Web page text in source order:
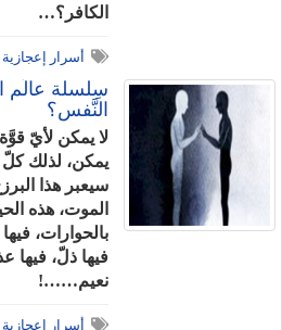
الكافر؟…
أسرار إعجازية
النَّفس؟
لا يمكن لأيّ
يمكن، لذلك كلّ
سيعبر هذا
الموت، هذه
بالحوارات،
فيها ذلّ، فيها
نعيم……!
أسرار إعجازية